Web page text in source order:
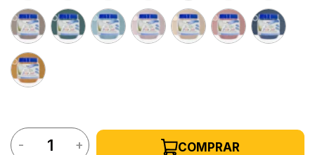
Stone
a categoria
- + COMPRAR